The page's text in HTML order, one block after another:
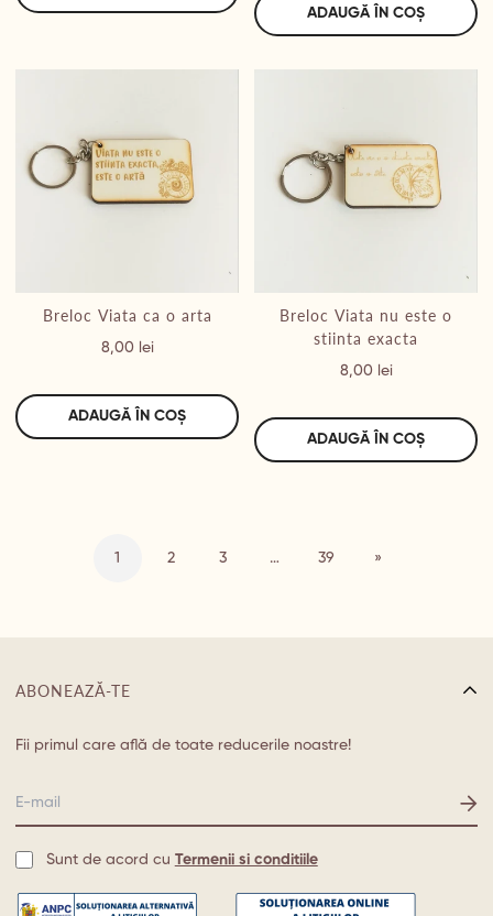
ADAUGĂ ÎN COȘ
Breloc Viata ca o arta
Preț
8,00 lei
ADAUGĂ ÎN COȘ
Breloc Viata nu este o
stiinta exacta
Preț
8,00 lei
ADAUGĂ ÎN COȘ
1 2 3 … 39 »
ABONEAZĂ-TE
Fii primul care află de toate reducerile noastre!
Sunt de acord cu Termenii si conditiile